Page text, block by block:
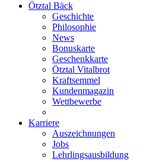
Ötztal Bäck
Geschichte
Philosophie
News
Bonuskarte
Geschenkkarte
Ötztal Vitalbrot
Kraftsemmel
Kundenmagazin
Wettbewerbe
Karriere
Auszeichnungen
Jobs
Lehrlingsausbildung